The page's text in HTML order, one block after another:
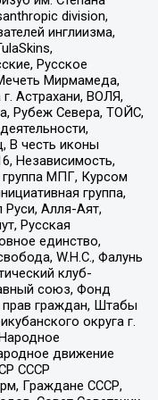
division,
инглиизма,
Русское
Мирмамеда,
Астрахани, ВОЛЯ,
Рубеж Севера, ТОЙС,
В честь иконы
Независимость,
МПГ, Курсом
группа,
Алля-Аят,
Русская
единство,
W.H.С., Фалунь
клуб-
союз, Фонд
граждан, Штабы
округа г.
движение
СССР
Граждане СССР,